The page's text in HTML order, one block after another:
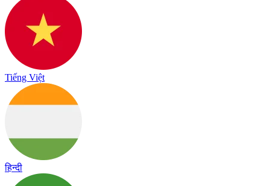
Tiếng Việt
हिन्दी